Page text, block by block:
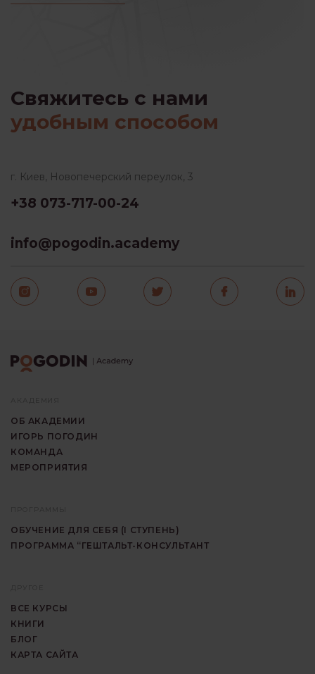
Свяжитесь с нами
удобным способом
г. Киев, Новопечерский переулок, 3
+38 073-717-00-24
info@pogodin.academy
ОБ АКАДЕМИИ
ИГОРЬ ПОГОДИН
КОМАНДА
МЕРОПРИЯТИЯ
ОБУЧЕНИЕ ДЛЯ СЕБЯ (I СТУПЕНЬ)
ПРОГРАММА “ГЕШТАЛЬТ-КОНСУЛЬТАНТ
ВСЕ КУРСЫ
КНИГИ
БЛОГ
КАРТА САЙТА